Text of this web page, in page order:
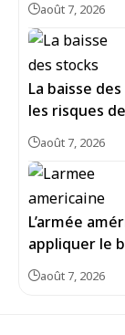
août 7, 2026
La baisse
les risques
août 7, 2026
L’armée
appliquer le
août 7, 2026